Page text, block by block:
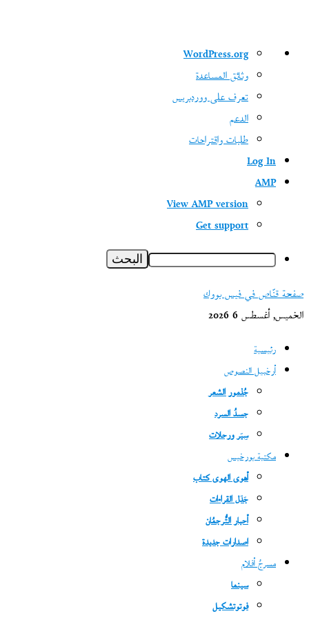
ووردبريس
WordPress.org
وثائق المساعدة
تعرف على ووردبريس
الدعم
طلبات واقتراحات
Log In
AMP
View AMP version
Get support
البحث
صفحة قنّاص في فيس بووك
الخميس, أغسطس 6 2026
رئيسية
أرخبيل النصوص
جُذمور الشعر
جسدُ السرد
سِيَر ورحلات
مكتبة بورخيس
أهوى الهوى كتاب
جَدَل القراءات
أحبار التُّرجمُان
اصدارات جديدة
مسرحُ أفلام
سينما
فوتوتشكيل